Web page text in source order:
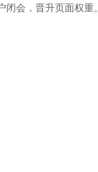
会，晋升页面权重。